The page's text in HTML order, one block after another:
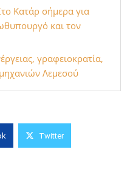
Κατάρ σήμερα για
και τον
γραφειοκρατία,
Λεμεσού
Twitter